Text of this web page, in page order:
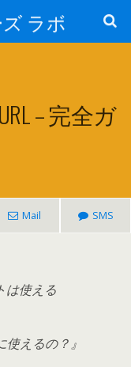
ラボ
– 完全ガ
Mail SMS
は使える
使えるの？』